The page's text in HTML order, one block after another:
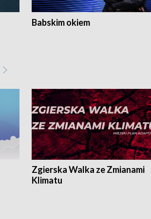
Babskim okiem
Zgierska Walka ze Zmianami
Klimatu